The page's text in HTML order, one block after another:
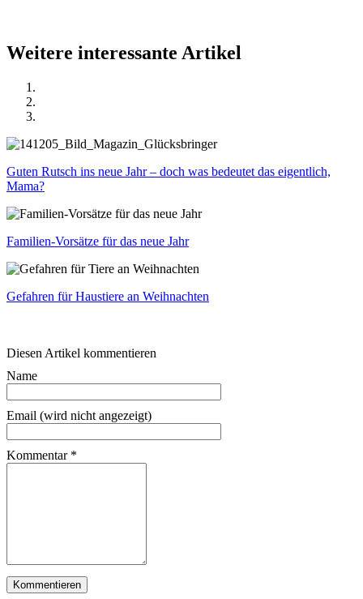
Weitere interessante Artikel
Guten Rutsch ins neue Jahr – doch was bedeutet das eigentlich,
Mama?
Familien-Vorsätze für das neue Jahr
Gefahren für Haustiere an Weihnachten
Diesen Artikel kommentieren
Name
Email (wird nicht angezeigt)
Kommentar*